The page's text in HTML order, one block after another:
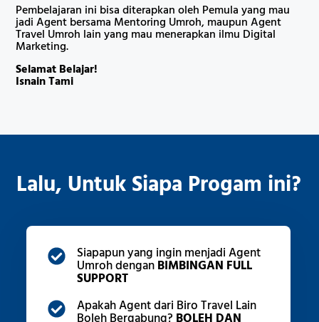
Pembelajaran ini bisa diterapkan oleh Pemula yang mau
jadi Agent bersama Mentoring Umroh, maupun Agent
Travel Umroh lain yang mau menerapkan ilmu Digital
Marketing.
Selamat Belajar!
Isnain Tami
Lalu, Untuk Siapa Progam ini?
Siapapun yang ingin menjadi Agent
Umroh denganBIMBINGAN FULL
SUPPORT
Apakah Agent dari Biro Travel Lain